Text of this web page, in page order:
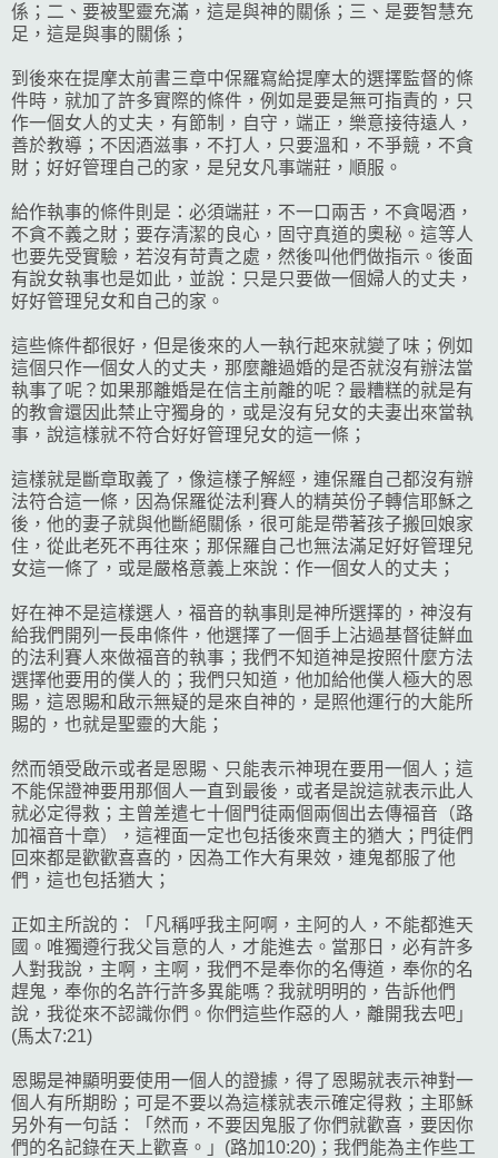
係；二、要被聖靈充滿，這是與神的關係；三、是要智慧充
足，這是與事的關係；
到後來在提摩太前書三章中保羅寫給提摩太的選擇監督的條
件時，就加了許多實際的條件，例如是要是無可指責的，只
作一個女人的丈夫，有節制，自守，端正，樂意接待遠人，
善於教導；不因酒滋事，不打人，只要溫和，不爭競，不貪
財；好好管理自己的家，是兒女凡事端莊，順服。
給作執事的條件則是：必須端莊，不一口兩舌，不貪喝酒，
不貪不義之財；要存清潔的良心，固守真道的奧秘。這等人
也要先受實驗，若沒有苛責之處，然後叫他們做指示。後面
有說女執事也是如此，並說：只是只要做一個婦人的丈夫，
好好管理兒女和自己的家。
這些條件都很好，但是後來的人一執行起來就變了味；例如
這個只作一個女人的丈夫，那麼離過婚的是否就沒有辦法當
執事了呢？如果那離婚是在信主前離的呢？最糟糕的就是有
的教會還因此禁止守獨身的，或是沒有兒女的夫妻出來當執
事，說這樣就不符合好好管理兒女的這一條；
這樣就是斷章取義了，像這樣子解經，連保羅自己都沒有辦
法符合這一條，因為保羅從法利賽人的精英份子轉信耶穌之
後，他的妻子就與他斷絕關係，很可能是帶著孩子搬回娘家
住，從此老死不再往來；那保羅自己也無法滿足好好管理兒
女這一條了，或是嚴格意義上來說：作一個女人的丈夫；
好在神不是這樣選人，福音的執事則是神所選擇的，神沒有
給我們開列一長串條件，他選擇了一個手上沾過基督徒鮮血
的法利賽人來做福音的執事；我們不知道神是按照什麼方法
選擇他要用的僕人的；我們只知道，他加給他僕人極大的恩
賜，這恩賜和啟示無疑的是來自神的，是照他運行的大能所
賜的，也就是聖靈的大能；
然而領受啟示或者是恩賜、只能表示神現在要用一個人；這
不能保證神要用那個人一直到最後，或者是說這就表示此人
就必定得救；主曾差遣七十個門徒兩個兩個出去傳福音（路
加福音十章），這裡面一定也包括後來賣主的猶大；門徒們
回來都是歡歡喜喜的，因為工作大有果效，連鬼都服了他
們，這也包括猶大；
正如主所說的：「凡稱呼我主阿啊，主阿的人，不能都進天
國。唯獨遵行我父旨意的人，才能進去。當那日，必有許多
人對我說，主啊，主啊，我們不是奉你的名傳道，奉你的名
趕鬼，奉你的名許行許多異能嗎？我就明明的，告訴他們
說，我從來不認識你們。你們這些作惡的人，離開我去吧」
(馬太7:21)
恩賜是神顯明要使用一個人的證據，得了恩賜就表示神對一
個人有所期盼；可是不要以為這樣就表示確定得救；主耶穌
另外有一句話：「然而，不要因鬼服了你們就歡喜，要因你
們的名記錄在天上歡喜。」(路加10:20)；我們能為主作些工